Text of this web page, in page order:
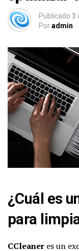
Publicado 3
Poradmin
¿Cuál es
para
CCleaner es un